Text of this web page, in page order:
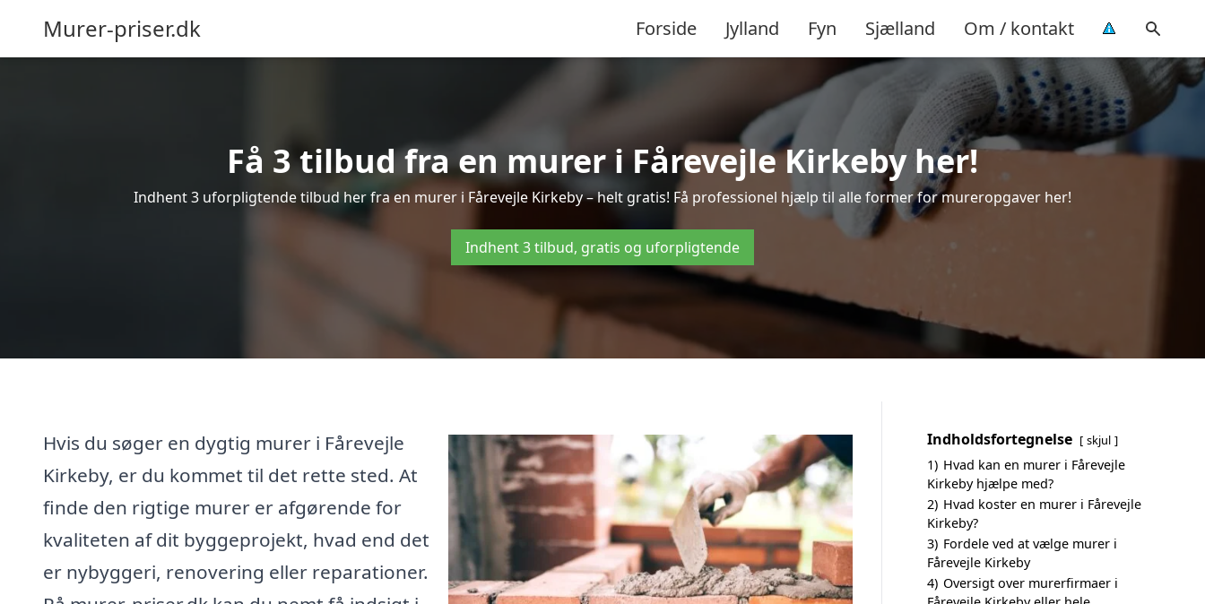
Murer-priser.dk Forside Jylland Fyn Sjælland Om / kontakt
Få 3 tilbud fra en murer i Fårevejle Kirkeby her!
Indhent 3 uforpligtende tilbud her fra en murer i Fårevejle Kirkeby – helt gratis! Få professionel hjælp til alle former for mureropgaver her!
Indhent 3 tilbud, gratis og uforpligtende
Hvis du søger en dygtig murer i Fårevejle
Kirkeby, er du kommet til det rette sted. At
finde den rigtige murer er afgørende for
kvaliteten af dit byggeprojekt, hvad end det
er nybyggeri, renovering eller reparationer.
Indholdsfortegnelse skjul
1) Hvad kan en murer i Fårevejle
Kirkeby hjælpe med?
2) Hvad koster en murer i Fårevejle
Kirkeby?
3) Fordele ved at vælge murer i
Fårevejle Kirkeby
4) Oversigt over murerfirmaer i